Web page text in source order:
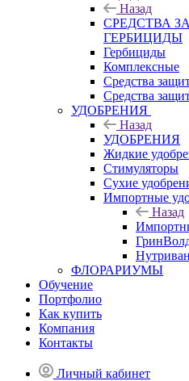
Назад
СРЕДСТВА
ГЕРБИЦИДЫ
Гербициды
Комплексные
Средства
Средства
УДОБРЕНИЯ
Назад
УДОБРЕНИЯ
Жидкие
Стимуляторы
Сухие
Импортные
Назад
ФЛОРАРИУМЫ
Обучение
Портфолио
Как купить
Компания
Контакты
Личный кабинет